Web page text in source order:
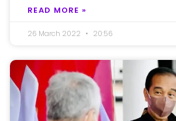
READ MORE »
26 March 2022 20:56